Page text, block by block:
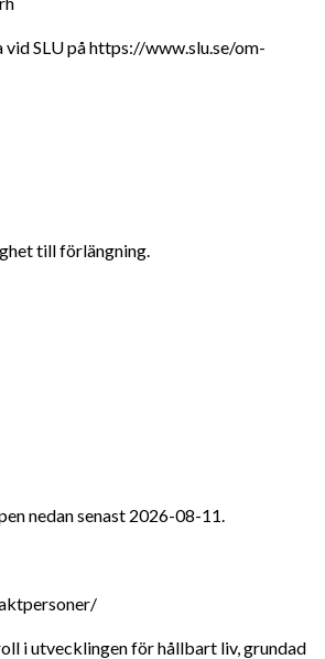
SLU på https://www.slu.se/om-
till förlängning.
nedan senast 2026-08-11.
i utvecklingen för hållbart liv, grundad